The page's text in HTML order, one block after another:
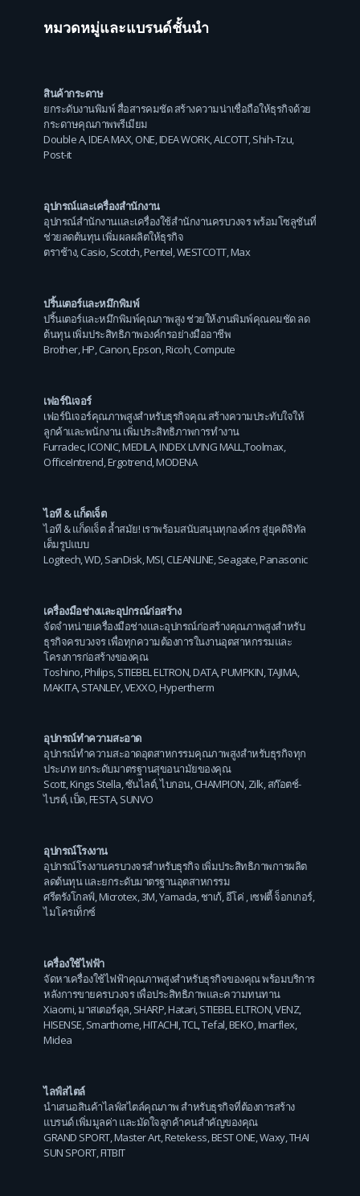
หมวดหมู่และแบรนด์ชั้นนำ
สินค้ากระดาษ
ยกระดับงานพิมพ์ สื่อสารคมชัด สร้างความน่าเชื่อถือให้ธุรกิจด้วย
กระดาษคุณภาพพรีเมียม
Double A,IDEA MAX,ONE,IDEA WORK,ALCOTT,Shih-Tzu,
Post-it
อุปกรณ์และเครื่องสำนักงาน
อุปกรณ์สำนักงานและเครื่องใช้สำนักงานครบวงจร พร้อมโซลูชันที่
ช่วยลดต้นทุน เพิ่มผลผลิตให้ธุรกิจ
ตราช้าง,Casio,Scotch,Pentel,WESTCOTT,Max
ปริ้นเตอร์และหมึกพิมพ์
ปริ้นเตอร์และหมึกพิมพ์คุณภาพสูง ช่วยให้งานพิมพ์คุณคมชัด ลด
ต้นทุน เพิ่มประสิทธิภาพองค์กรอย่างมืออาชีพ
Brother,HP,Canon,Epson,Ricoh,Compute
เฟอร์นิเจอร์
เฟอร์นิเจอร์คุณภาพสูงสำหรับธุรกิจคุณ สร้างความประทับใจให้
ลูกค้าและพนักงาน เพิ่มประสิทธิภาพการทำงาน
Furradec,ICONIC,MEDILA,INDEX LIVING MALL,Toolmax,
OfficeIntrend,Ergotrend,MODENA
ไอที & แก็ดเจ็ต
ไอที & แก็ดเจ็ต ล้ำสมัย! เราพร้อมสนับสนุนทุกองค์กร สู่ยุคดิจิทัล
เต็มรูปแบบ
Logitech,WD,SanDisk,MSI,CLEANLINE,Seagate,Panasonic
เครื่องมือช่างและอุปกรณ์ก่อสร้าง
จัดจำหน่ายเครื่องมือช่างและอุปกรณ์ก่อสร้างคุณภาพสูงสำหรับ
ธุรกิจครบวงจร เพื่อทุกความต้องการในงานอุตสาหกรรมและ
โครงการก่อสร้างของคุณ
Toshino Philips STIEBEL ELTRON DATA, PUMPKIN TAJIMA,
MAKITA, STANLEY, VEXXO Hypertherm
อุปกรณ์ทำความสะอาด
อุปกรณ์ทำความสะอาดอุตสาหกรรมคุณภาพสูงสำหรับธุรกิจทุก
ประเภท ยกระดับมาตรฐานสุขอนามัยของคุณ
Scott,Kings Stella,ซันไลต์,ไบกอน,CHAMPION,Zilk,สก๊อตช์-
ไบรต์,เป็ด,FESTA,SUNVO
อุปกรณ์โรงงาน
อุปกรณ์โรงงานครบวงจรสำหรับธุรกิจ เพิ่มประสิทธิภาพการผลิต
ลดต้นทุน และยกระดับมาตรฐานอุตสาหกรรม
ศรีตรังโกลฟ์,Microtex,3M,Yamada,ชาเก้,อีโค่ ,เซฟตี้ จ็อกเกอร์,
ไมโครเท็กซ์
เครื่องใช้ไฟฟ้า
จัดหาเครื่องใช้ไฟฟ้าคุณภาพสูงสำหรับธุรกิจของคุณ พร้อมบริการ
หลังการขายครบวงจร เพื่อประสิทธิภาพและความทนทาน
Xiaomi,มาสเตอร์คูล,SHARP,Hatari,STIEBEL ELTRON,VENZ,
HISENSE,Smarthome,HITACHI,TCL,Tefal,BEKO,Imarflex,
Midea
ไลฟ์สไตล์
นำเสนอสินค้าไลฟ์สไตล์คุณภาพ สำหรับธุรกิจที่ต้องการสร้าง
แบรนด์ เพิ่มมูลค่า และมัดใจลูกค้าคนสำคัญของคุณ
GRAND SPORT,Master Art,Retekess,BEST ONE,Waxy,THAI
SUN SPORT,FITBIT